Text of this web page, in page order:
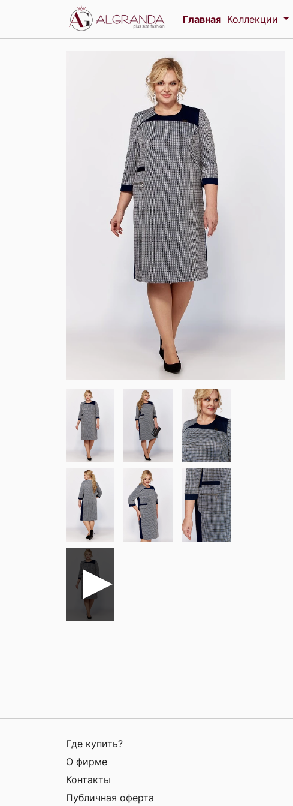
Главная Коллекции
Где купить?
О фирме
Контакты
Публичная оферта